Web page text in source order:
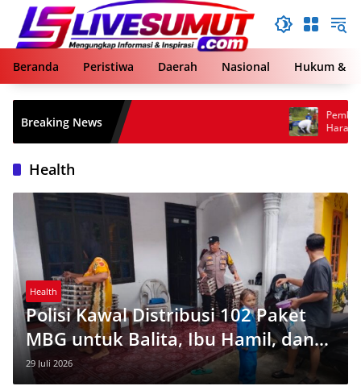
Langsung
konten
Beranda
Peristiwa Daerah Nasional Hukum &
Breaking News
Pemkab Taput dan Partai
Harapan Lewat Akar Penghijauan
Health
Health
Polisi Kawal Distribusi 102 Paket
MBG untuk Balita, Ibu Hamil, dan
Ibu Menyusui di Nagapitu
29 Juli 2026